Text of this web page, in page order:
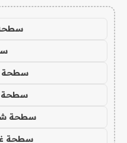
سطحة
سطحة
سطحة
سطحة